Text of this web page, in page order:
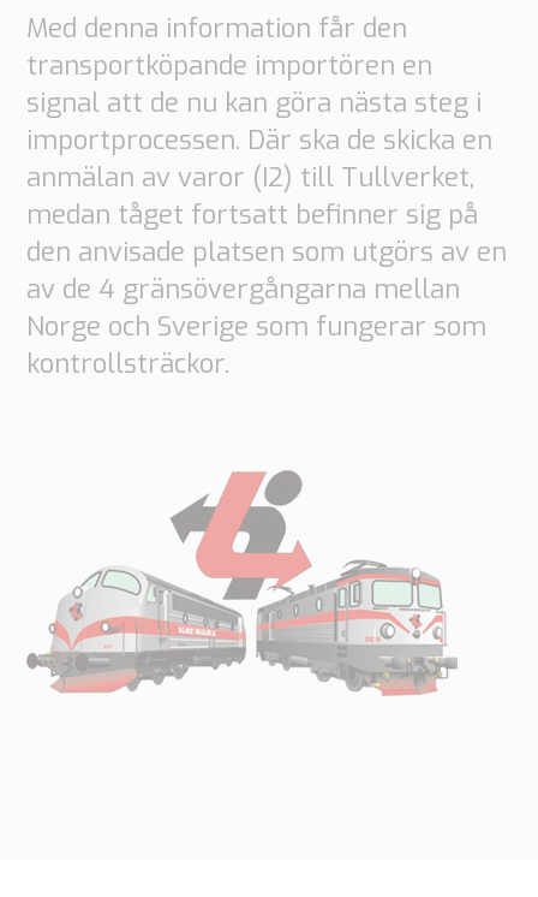
Tullhantering
Transporthantering
Lösningar
Automotive
Retail
Tull
Transport
Order
based
Samarbete
VMI
Med denna information får den
transportköpande importören en
signal att de nu kan göra nästa steg i
importprocessen. Där ska de skicka en
anmälan av varor (I2) till Tullverket,
medan tåget fortsatt befinner sig på
den anvisade platsen som utgörs av en
av de 4 gränsövergångarna mellan
Norge och Sverige som fungerar som
kontrollsträckor.